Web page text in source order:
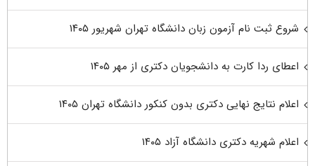
شروع ثبت نام آزمون زبان دانشگاه تهران شهریور ۱۴۰۵
اعطای ردا کارت به دانشجویان دکتری از مهر ۱۴۰۵
اعلام نتایج نهایی دکتری بدون کنکور دانشگاه تهران ۱۴۰۵
اعلام شهریه دکتری دانشگاه آزاد ۱۴۰۵